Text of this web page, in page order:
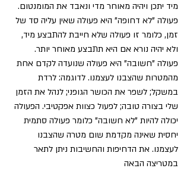
מיד יתכן ויהיה מאוחר מדי ונאבד את המומנטום.
פעולה "לא דחופה" היא פעולה שאין עליה סד של
זמן, כלומר זו פעולה שלא חייבת להתבצע מיד,
ולא יהיה נורא אם היא תתבצע מאוחר יותר.
פעולה "חשובה" היא פעולה שנועדה לקדם אחת
מהמטרות שהצבנו לעצמנו. לדוגמה: לרדת
במשקל; לשפר את הכושר הגופני; לנהל את הזמן
שלי בצורה טובה; לפעול כצוות אפקטיבי. הפעולה
יכולה להיות "לא חשובה" כלומר פעולה סתמית
יחסית שאינה מקדמת שום מטרה שהצבנו
לעצמנו. את הדחיפות והחשיבות ניתן לתאר
במטריצה הבאה